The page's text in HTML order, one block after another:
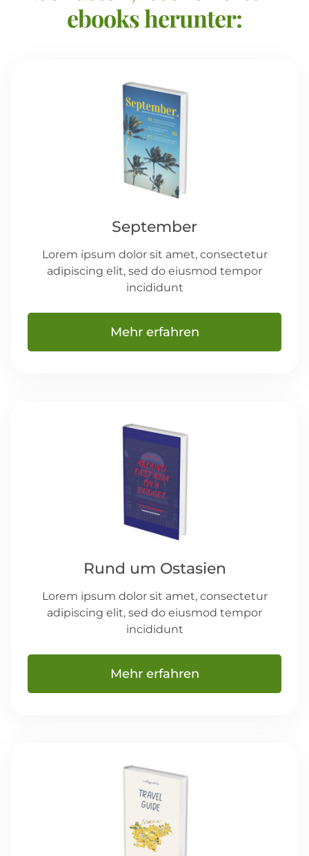
ebooks herunter:
September
Lorem ipsum dolor sit amet, consectetur
adipiscing elit, sed do eiusmod tempor
incididunt
Mehr erfahren
Rund um Ostasien
Lorem ipsum dolor sit amet, consectetur
adipiscing elit, sed do eiusmod tempor
incididunt
Mehr erfahren